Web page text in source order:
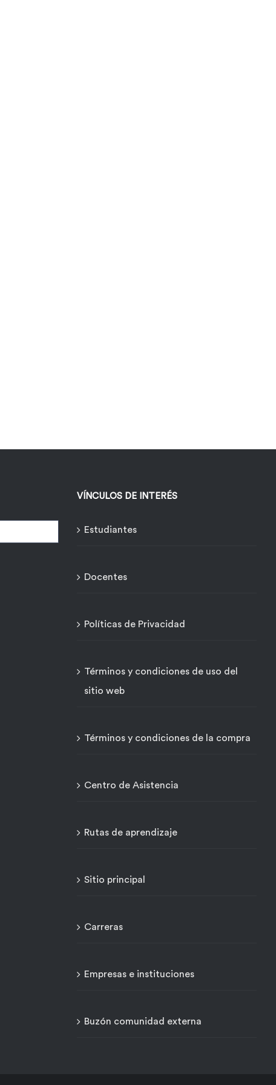
VÍNCULOS DE INTERÉS
Estudiantes
Docentes
Políticas de Privacidad
Términos y condiciones de uso del
sitio web
Términos y condiciones de la compra
Centro de Asistencia
Rutas de aprendizaje
Sitio principal
Carreras
Empresas e instituciones
Buzón comunidad externa